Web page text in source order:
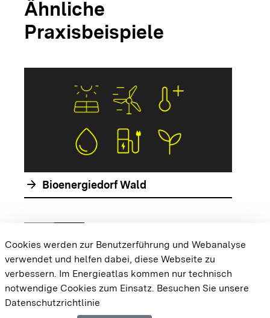
Ähnliche
Praxisbeispiele
arrow_forward Bioenergiedorf Wald
Zur vorhergehenden Folie springen
chevron_rightZur nächsten Folie springen
{{#displayPraxisbeispielMap}} {{{body}}}
{{/displayPraxisbeispielMap}}
Cookie-EinstellungenBarrierefreiheit
Cookies werden zur Benutzerführung und Webanalyse
verwendet und helfen dabei, diese Webseite zu
verbessern. Im Energieatlas kommen nur technisch
notwendige Cookies zum Einsatz. Besuchen Sie unsere
Datenschutzrichtlinie